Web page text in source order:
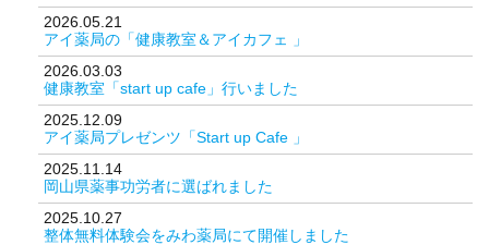
2026.05.21
アイ薬局の「健康教室＆アイカフェ 」
2026.03.03
健康教室「start up cafe」行いました
2025.12.09
アイ薬局プレゼンツ「Start up Cafe 」
2025.11.14
岡山県薬事功労者に選ばれました
2025.10.27
整体無料体験会をみわ薬局にて開催しました